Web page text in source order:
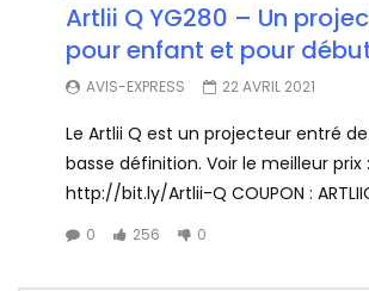
Artlii Q YG280 – Un
pour enfant et pour
AVIS-EXPRESS 22 AVRIL 2021
Le Artlii Q est un projecteur entré
basse définition. Voir le meilleur prix :
http://bit.ly/Artlii-Q COUPON :
0 256 0